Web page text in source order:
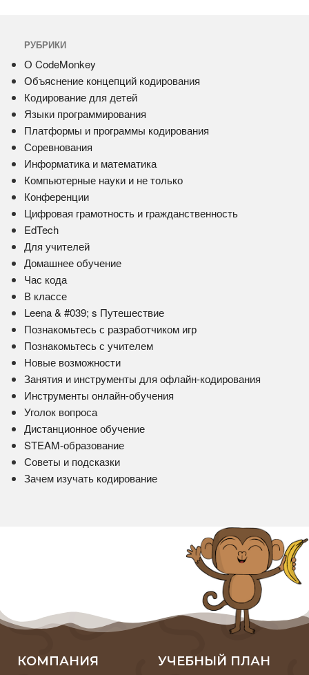
РУБРИКИ
О CodeMonkey
Объяснение концепций кодирования
Кодирование для детей
Языки программирования
Платформы и программы кодирования
Соревнования
Информатика и математика
Компьютерные науки и не только
Конференции
Цифровая грамотность и гражданственность
EdTech
Для учителей
Домашнее обучение
Час кода
В классе
Leena & #039; s Путешествие
Познакомьтесь с разработчиком игр
Познакомьтесь с учителем
Новые возможности
Занятия и инструменты для офлайн-кодирования
Инструменты онлайн-обучения
Уголок вопроса
Дистанционное обучение
STEAM-образование
Советы и подсказки
Зачем изучать кодирование
КОМПАНИЯ УЧЕБНЫЙ ПЛАН